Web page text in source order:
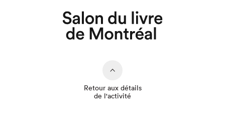
Retour aux détails
de l'activité